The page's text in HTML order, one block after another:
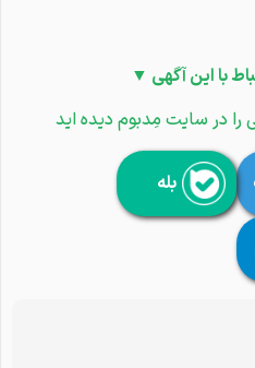
با این آگهی ▼
را در سایت مِدبوم دیده اید
بله